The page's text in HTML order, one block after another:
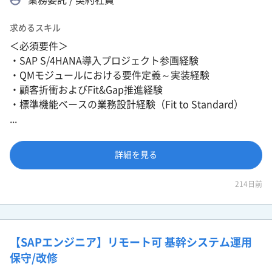
求めるスキル
＜必須要件＞
・SAP S/4HANA導入プロジェクト参画経験
・QMモジュールにおける要件定義～実装経験
・顧客折衝およびFit&Gap推進経験
・標準機能ベースの業務設計経験（Fit to Standard）
詳細を見る
214日前
【SAPエンジニア】リモート可 基幹システム運用
保守/改修